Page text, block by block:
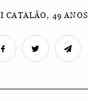
CATALÃO, 49 ANOS